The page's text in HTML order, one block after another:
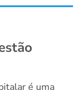
é uma